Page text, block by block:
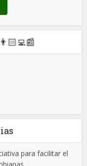
para facilitar el